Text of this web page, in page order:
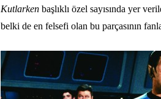
Kutlarken başlıklı özel sayısında yer
belki de en felsefi olan bu parçasının